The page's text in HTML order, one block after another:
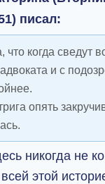
писал:
что когда сведут
и с
опять
никогда не
этой